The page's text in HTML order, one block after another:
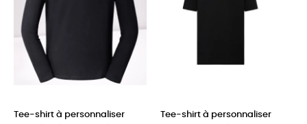
Tee-shirt à personnaliser
Tee-shirt à personnaliser